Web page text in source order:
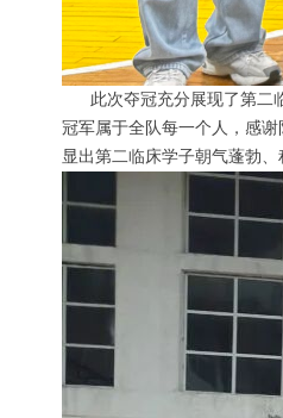
此次夺冠充分展现了第二临
冠军属于全队每一个人，感
显出第二临床学子朝气蓬勃、